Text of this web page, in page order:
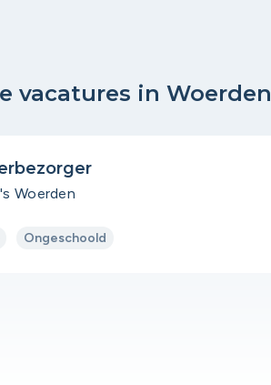
vacatures in Woerden
Woerden
Ongeschoold